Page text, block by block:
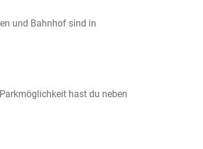
und Bahnhof sind in
hast du neben